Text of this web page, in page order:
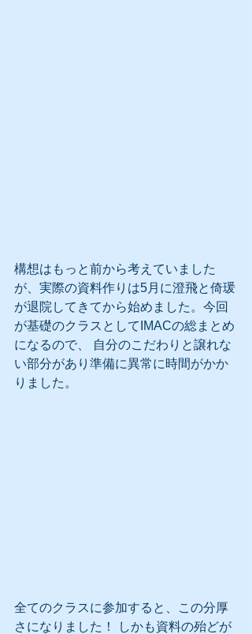
構想はもっと前から考えていました
が、実際の資料作りは5月に澄飛と倚瑗
が退院してきてから始めました。今回
が基礎のクラスとしてIMACの総まとめ
になるので、 自分のこだわりと譲れな
い部分があり準備に異常に時間がかか
りました。
全てのクラスに参加すると、この分厚
さになりました！ しかも資料の殆どが